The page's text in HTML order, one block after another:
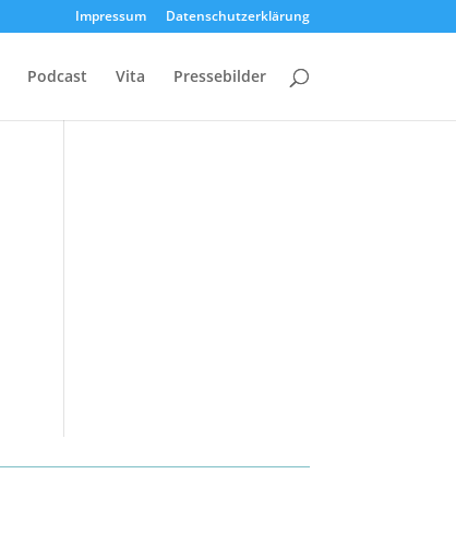
Impressum Datenschutzerklärung
Podcast Vita Pressebilder